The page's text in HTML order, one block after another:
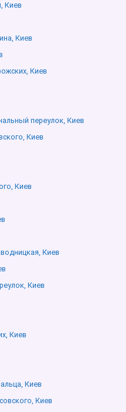
Киев
Киев
Киев
переулок, Киев
Киев
Киев
Киев
Киев
Киев
Киев
Киев